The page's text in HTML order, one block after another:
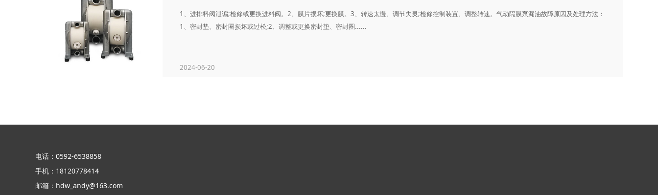
2024-06-20
1、进排料阀泄谝;检修或更换进料阀。2、膜片损坏;更换膜。3、转速太慢、调节失灵;检修控制装置、调整转速。气动隔膜泵漏油故障原因及处理方法：
1、密封垫、密封圈损坏或过松;2、调整或更换密封垫、密封圈......
电话：0592-6538858
手机：18120778414
邮箱：hdw_andy@163.com